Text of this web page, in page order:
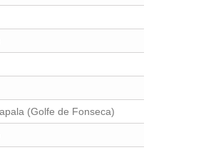
(Golfe de Fonseca)